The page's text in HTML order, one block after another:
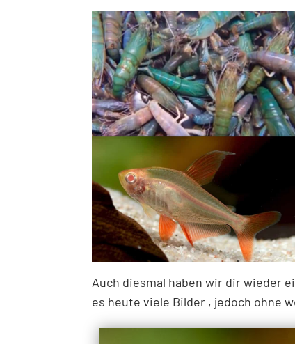
Auch diesmal haben wir dir wieder
es heute viele Bilder , jedoch ohne